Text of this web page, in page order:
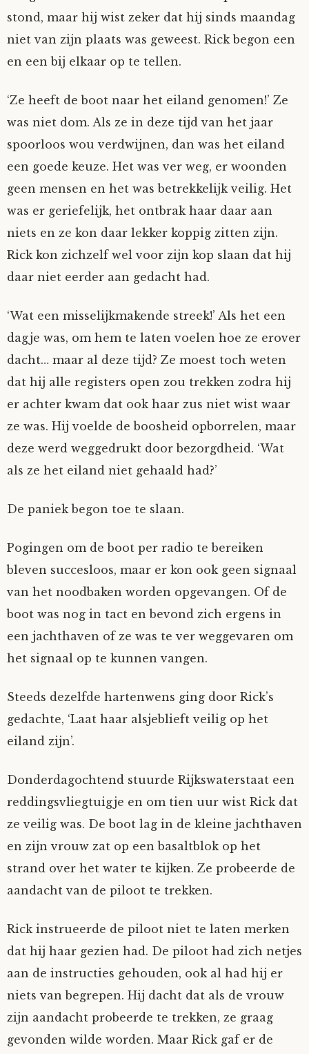
stond, maar hij wist zeker dat hij sinds maandag
niet van zijn plaats was geweest. Rick begon een
en een bij elkaar op te tellen.
‘Ze heeft de boot naar het eiland genomen!’ Ze
was niet dom. Als ze in deze tijd van het jaar
spoorloos wou verdwijnen, dan was het eiland
een goede keuze. Het was ver weg, er woonden
geen mensen en het was betrekkelijk veilig. Het
was er geriefelijk, het ontbrak haar daar aan
niets en ze kon daar lekker koppig zitten zijn.
Rick kon zichzelf wel voor zijn kop slaan dat hij
daar niet eerder aan gedacht had.
‘Wat een misselijkmakende streek!’ Als het een
dagje was, om hem te laten voelen hoe ze erover
dacht… maar al deze tijd? Ze moest toch weten
dat hij alle registers open zou trekken zodra hij
er achter kwam dat ook haar zus niet wist waar
ze was. Hij voelde de boosheid opborrelen, maar
deze werd weggedrukt door bezorgdheid. ‘Wat
als ze het eiland niet gehaald had?’
De paniek begon toe te slaan.
Pogingen om de boot per radio te bereiken
bleven succesloos, maar er kon ook geen signaal
van het noodbaken worden opgevangen. Of de
boot was nog in tact en bevond zich ergens in
een jachthaven of ze was te ver weggevaren om
het signaal op te kunnen vangen.
Steeds dezelfde hartenwens ging door Rick’s
gedachte, ‘Laat haar alsjeblieft veilig op het
eiland zijn’.
Donderdagochtend stuurde Rijkswaterstaat een
reddingsvliegtuigje en om tien uur wist Rick dat
ze veilig was. De boot lag in de kleine jachthaven
en zijn vrouw zat op een basaltblok op het
strand over het water te kijken. Ze probeerde de
aandacht van de piloot te trekken.
Rick instrueerde de piloot niet te laten merken
dat hij haar gezien had. De piloot had zich netjes
aan de instructies gehouden, ook al had hij er
niets van begrepen. Hij dacht dat als de vrouw
zijn aandacht probeerde te trekken, ze graag
gevonden wilde worden. Maar Rick gaf er de